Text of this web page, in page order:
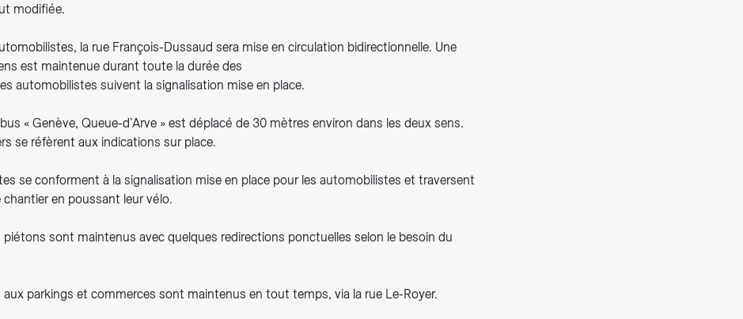
modifiée.
la rue François-Dussaud sera mise en circulation bidirectionnelle. Une
est maintenue durant toute la durée des
automobilistes suivent la signalisation mise en place.
bus « Genève, Queue-d’Arve » est déplacé de 30 mètres environ dans les deux sens.
se réfèrent aux indications sur place.
se conforment à la signalisation mise en place pour les automobilistes et traversent
chantier en poussant leur vélo.
piétons sont maintenus avec quelques redirections ponctuelles selon le besoin du
aux parkings et commerces sont maintenus en tout temps, via la rue Le-Royer.